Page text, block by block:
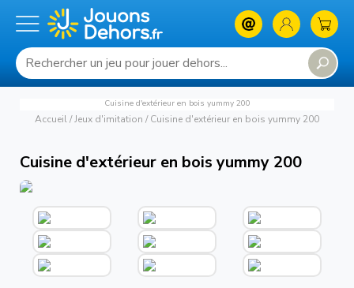
Cuisine d'extérieur en bois yummy 200
Accueil/Jeux d'imitation / Cuisine d'extérieur en bois yummy 200
Cuisine d'extérieur en bois yummy 200